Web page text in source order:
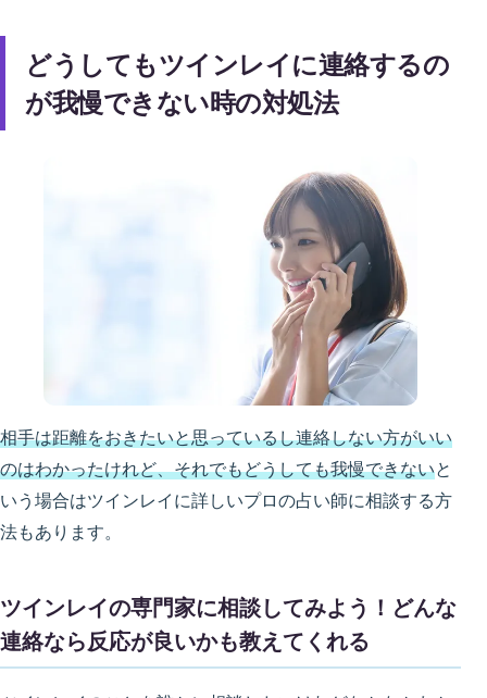
どうしてもツインレイに連絡するの
が我慢できない時の対処法
相手は距離をおきたいと思っているし連絡しない方がいい
のはわかったけれど、それでもどうしても我慢できないと
いう場合はツインレイに詳しいプロの占い師に相談する方
法もあります。
ツインレイの専門家に相談してみよう！どんな
連絡なら反応が良いかも教えてくれる